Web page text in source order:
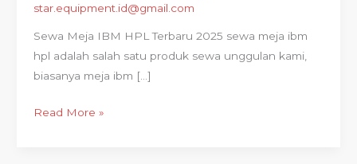
star.equipment.id@gmail.com
Sewa Meja IBM HPL Terbaru 2025 sewa meja ibm
hpl adalah salah satu produk sewa unggulan kami,
biasanya meja ibm […]
Read More »